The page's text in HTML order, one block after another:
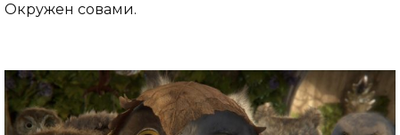
Окружен совами.